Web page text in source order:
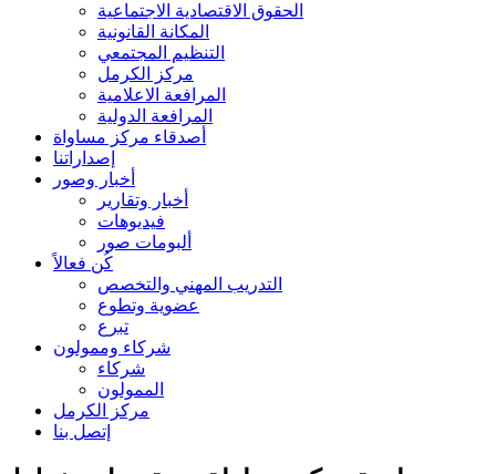
الحقوق الاقتصادية الاجتماعية
المكانة القانونية
التنظيم المجتمعي
مركز الكرمل
المرافعة الاعلامية
المرافعة الدولية
أصدقاء مركز مساواة
إصداراتنا
أخبار وصور
أخبار وتقارير
فيديوهات
ألبومات صور
كُن فعالاً
التدريب المهني والتخصص
عضوية وتطوع
تبرع
شركاء وممولون
شركاء
الممولون
مركز الكرمل
إتصل بنا